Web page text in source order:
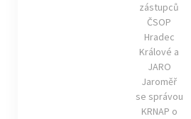
zástupců
ČSOP
Hradec
Králové a
JARO
Jaroměř
se správou
KRNAP o